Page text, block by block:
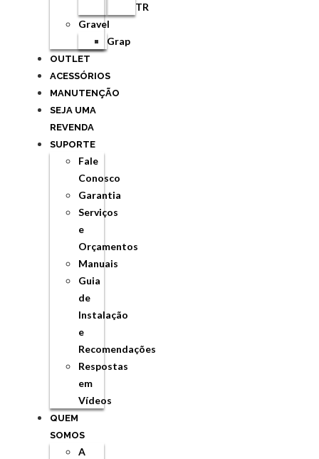
TR
Gravel
Grap
OUTLET
ACESSÓRIOS
MANUTENÇÃO
SEJA UMA
REVENDA
SUPORTE
Fale
Conosco
Garantia
Serviços
e
Orçamentos
Manuais
Guia
de
Instalação
e
Recomendações
Respostas
em
Vídeos
QUEM
SOMOS
A